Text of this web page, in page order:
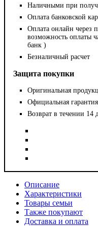
Наличными при
Оплата банковской
Оплата онлайн через
возможность оплаты
банк )
Безналичный расчет
Защита покупки
Оригинальная
Официальная гарантия
Возврат в течении 14
Описание
Характеристики
Товары семьи
Также покупают
Доставка и оплата